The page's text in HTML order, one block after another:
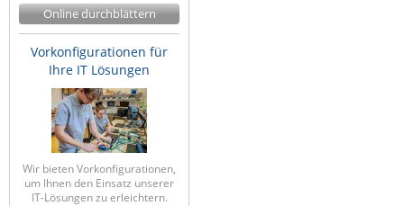
Online durchblättern
Vorkonfigurationen für
Ihre IT Lösungen
Wir bieten Vorkonfigurationen,
um Ihnen den Einsatz unserer
IT-Lösungen zu erleichtern.